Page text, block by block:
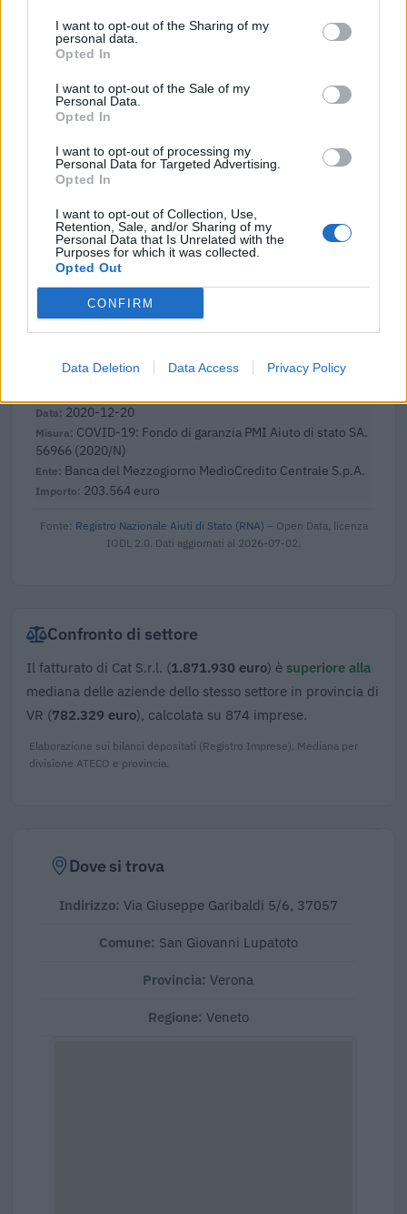
I want to opt-out of the Sharing of my
personal data.
Opted In
I want to opt-out of the Sale of my
Personal Data.
Opted In
I want to opt-out of processing my
Personal Data for Targeted Advertising.
Opted In
I want to opt-out of Collection, Use,
Retention, Sale, and/or Sharing of my
Personal Data that Is Unrelated with the
Purposes for which it was collected.
Opted Out
CONFIRM
Data Deletion Data Access Privacy Policy
Esonero dal versamento dei contributi previdenziali
per l'assunzione di giovani lavoratori ( art. 1 comma 10-15
L. 178/
inps
2.984 euro
esenzioni fiscali e crediti d'imposta adottati a
seguito della crisi economica causata dall'epidemia di
agenzia delle entrate
3.302 euro
2022-07-05
Regolamento per i fondi interprofessionali per la
formazione continua per la concessioni di aiuti di stato
esentati ai s
3.000 euro
2020-12-20
COVID-19: Fondo di garanzia PMI Aiuto di stato SA.
56966 (2020/N)
Banca del Mezzogiorno MedioCredito Centrale S.p.A.
203.564 euro
Fonte: Registro Nazionale Aiuti di Stato (RNA) – Open Data, licenza
IODL 2.0. Dati aggiornati al 2026-07-02.
Confronto di settore
Il fatturato di Cat S.r.l. (1.871.930 euro) è superiore alla
mediana delle aziende dello stesso settore in provincia di
VR (782.329 euro), calcolata su 874 imprese.
Elaborazione sui bilanci depositati (Registro Imprese). Mediana per
divisione ATECO e provincia.
Dove si trova
Indirizzo: Via Giuseppe Garibaldi 5/6, 37057
Comune: San Giovanni Lupatoto
Provincia: Verona
Regione: Veneto